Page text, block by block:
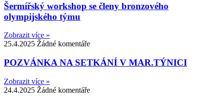
Šermířský workshop se členy bronzového
olympijského týmu
Zobrazit více »
25.4.2025 Žádné komentáře
POZVÁNKA NA SETKÁNÍ V MAR.TÝNICI
Zobrazit více »
24.4.2025 Žádné komentáře